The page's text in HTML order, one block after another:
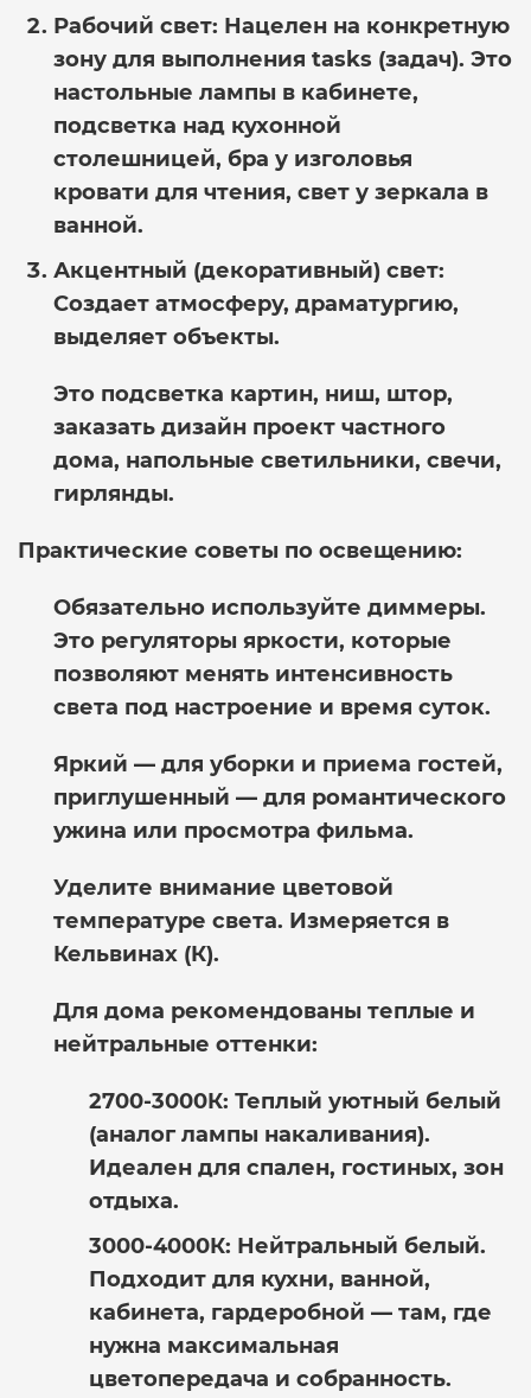
Рабочий свет: Нацелен на конкретную
зону для выполнения tasks (задач). Это
настольные лампы в кабинете,
подсветка над кухонной
столешницей, бра у изголовья
кровати для чтения, свет у зеркала в
ванной.
Акцентный (декоративный) свет:
Создает атмосферу, драматургию,
выделяет объекты.
Это подсветка картин, ниш, штор,
заказать дизайн проект частного
дома, напольные светильники, свечи,
гирлянды.
Практические советы по освещению:
Обязательно используйте диммеры.
Это регуляторы яркости, которые
позволяют менять интенсивность
света под настроение и время суток.
Яркий — для уборки и приема гостей,
приглушенный — для романтического
ужина или просмотра фильма.
Уделите внимание цветовой
температуре света. Измеряется в
Кельвинах (К).
Для дома рекомендованы теплые и
нейтральные оттенки:
2700-3000К: Теплый уютный белый
(аналог лампы накаливания).
Идеален для спален, гостиных, зон
отдыха.
3000-4000К: Нейтральный белый.
Подходит для кухни, ванной,
кабинета, гардеробной — там, где
нужна максимальная
цветопередача и собранность.